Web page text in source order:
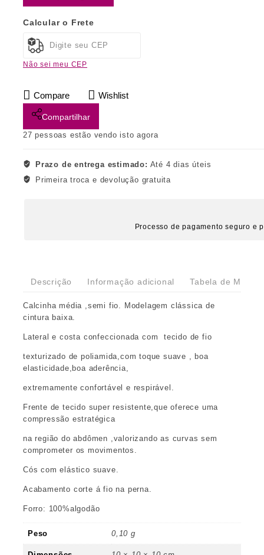
Calcular o Frete
Não sei meu CEP
Compare Wishlist
Compartilhar
27 pessoas estão vendo isto agora
Prazo de entrega estimado: Até 4 dias úteis
Primeira troca e devolução gratuita
Processo de pagamento seguro e
Descrição Informação adicional Tabela de
Calcinha média ,semi fio. Modelagem clássica de
cintura baixa.
Lateral e costa confeccionada com tecido de fio
texturizado de poliamida,com toque suave , boa
elasticidade,boa aderência,
extremamente confortável e respirável.
Frente de tecido super resistente,que oferece uma
compressão estratégica
na região do abdômen ,valorizando as curvas sem
comprometer os movimentos.
Cós com elástico suave.
Acabamento corte á fio na perna.
Forro: 100%algodão
Peso 0,10 g